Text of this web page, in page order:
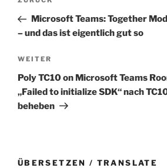
Beitragsnavigation
Vorheriger
ZURÜCK
Microsoft Teams: Together
Nächster
Beitrag
WEITER